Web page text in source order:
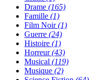
Drame (165)
Famille (1)
Film Noir(1)
Guerre (24)
Histoire (1)
Horreur(43)
Musical (119)
Musique (2)